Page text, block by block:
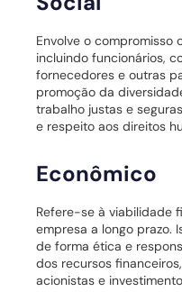
Envolve o compromisso
incluindo funcionários,
fornecedores e outras
promoção da
trabalho justas e
e respeito aos direitos
Econômico
Refere-se à viabilidade
empresa a longo prazo.
de forma ética e
dos recursos
acionistas e